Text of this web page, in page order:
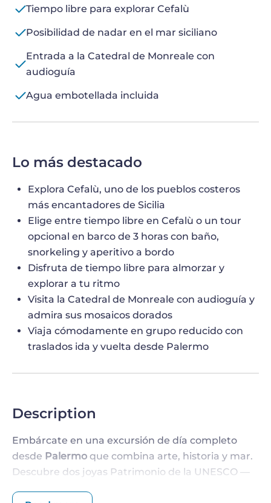
Tiempo libre para explorar Cefalù
Posibilidad de nadar en el mar siciliano
Entrada a la Catedral de Monreale con
audioguía
Agua embotellada incluida
Lo más destacado
Explora Cefalù, uno de los pueblos costeros
más encantadores de Sicilia
Elige entre tiempo libre en Cefalù o un tour
opcional en barco de 3 horas con baño,
snorkeling y aperitivo a bordo
Disfruta de tiempo libre para almorzar y
explorar a tu ritmo
Visita la Catedral de Monreale con audioguía y
admira sus mosaicos dorados
Viaja cómodamente en grupo reducido con
traslados ida y vuelta desde Palermo
Description
Embárcate en una excursión de día completo
desde Palermo que combina arte, historia y mar.
Descubre dos joyas Patrimonio de la UNESCO —